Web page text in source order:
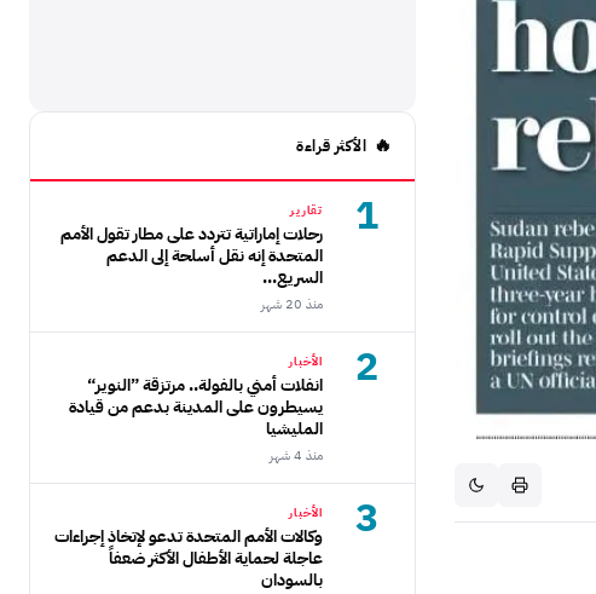
الأكثر قراءة
1 تقارير
رحلات إماراتية تتردد على مطار تقول الأمم
المتحدة إنه نقل أسلحة إلى الدعم
السريع...
منذ 20 شهر
2 الأخبار
انفلات أمني بالفولة.. مرتزقة ”النوير“
يسيطرون على المدينة بدعم من قيادة
المليشيا
منذ 4 شهر
3 الأخبار
وكالات الأمم المتحدة تدعو لإتخاذ إجراءات
عاجلة لحماية الأطفال الأكثر ضعفاً
بالسودان